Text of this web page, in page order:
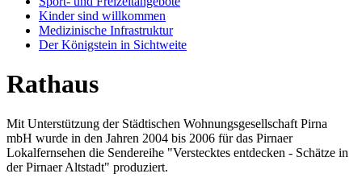
Kinder sind willkommen
Medizinische Infrastruktur
Der Königstein in Sichtweite
Rathaus
Mit Unterstützung der Städtischen Wohnungsgesellschaft Pirna
mbH wurde in den Jahren 2004 bis 2006 für das Pirnaer
Lokalfernsehen die Sendereihe "Verstecktes entdecken - Schätze in
der Pirnaer Altstadt" produziert.